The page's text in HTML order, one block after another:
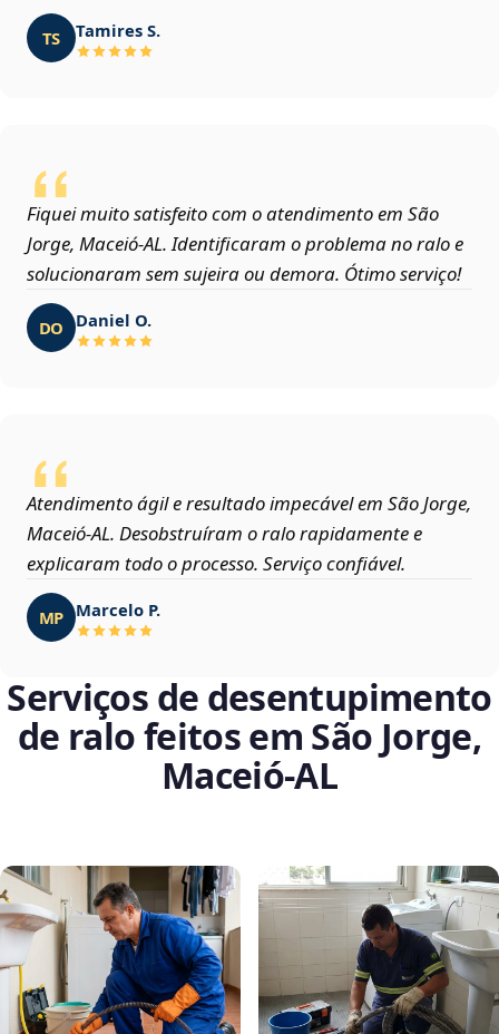
TS Tamires S.
Fiquei muito satisfeito com o atendimento em São
Jorge, Maceió‑AL. Identificaram o problema no ralo e
solucionaram sem sujeira ou demora. Ótimo serviço!
DO Daniel O.
Atendimento ágil e resultado impecável em São Jorge,
Maceió‑AL. Desobstruíram o ralo rapidamente e
explicaram todo o processo. Serviço confiável.
MP Marcelo P.
Serviços de desentupimento
de ralo feitos em São Jorge,
Maceió‑AL